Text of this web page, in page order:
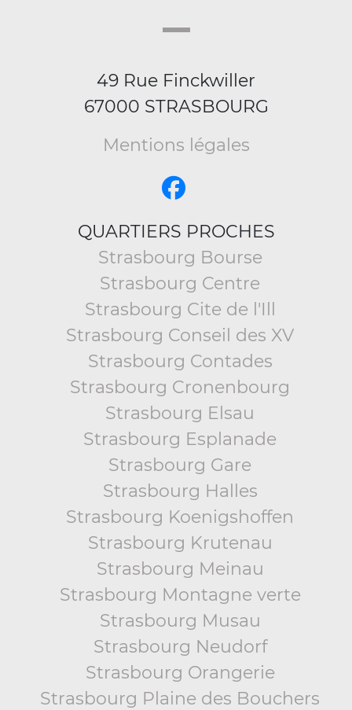
49 Rue Finckwiller
67000 STRASBOURG
Mentions légales
QUARTIERS PROCHES
Strasbourg Bourse
Strasbourg Centre
Strasbourg Cite de l'Ill
Strasbourg Conseil des XV
Strasbourg Contades
Strasbourg Cronenbourg
Strasbourg Elsau
Strasbourg Esplanade
Strasbourg Gare
Strasbourg Halles
Strasbourg Koenigshoffen
Strasbourg Krutenau
Strasbourg Meinau
Strasbourg Montagne verte
Strasbourg Musau
Strasbourg Neudorf
Strasbourg Orangerie
Strasbourg Plaine des Bouchers